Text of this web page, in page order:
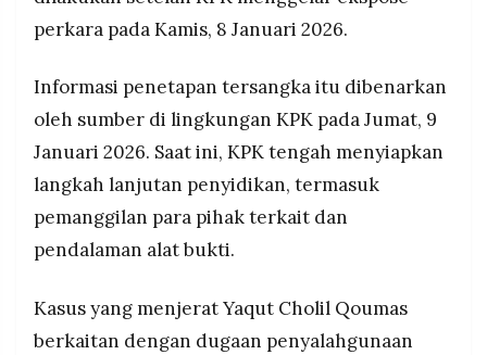
PRAMUDITA
©
Resolusi.co
2026
RESOLUSI
MEDIA
PRAMUDITA
undangan dan berpotensi merugikan keuangan
negara.
dan belum mengumumkan secara rinci pasal
yang disangkakan, sementara penanganan
perkara ditegaskan tetap menjunjung asas
praduga tak bersalah.
perkara pada Kamis, 8 Januari 2026.
Informasi penetapan tersangka itu dibenarkan
oleh sumber di lingkungan KPK pada Jumat, 9
Januari 2026. Saat ini, KPK tengah menyiapkan
langkah lanjutan penyidikan, termasuk
pemanggilan para pihak terkait dan
pendalaman alat bukti.
Kasus yang menjerat Yaqut Cholil Qoumas
berkaitan dengan dugaan penyalahgunaan